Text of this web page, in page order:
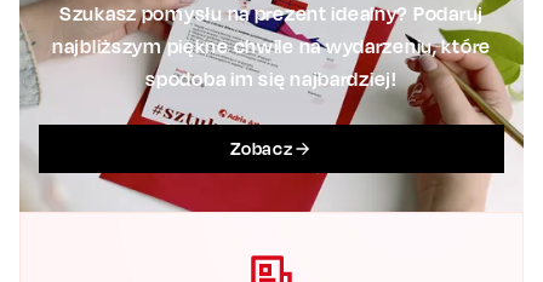
Szukasz pomysłu na prezent idealny? Podaruj
najbliższym piękne chwile na wydarzeniu, które
spodoba im się najbardziej!
Zobacz